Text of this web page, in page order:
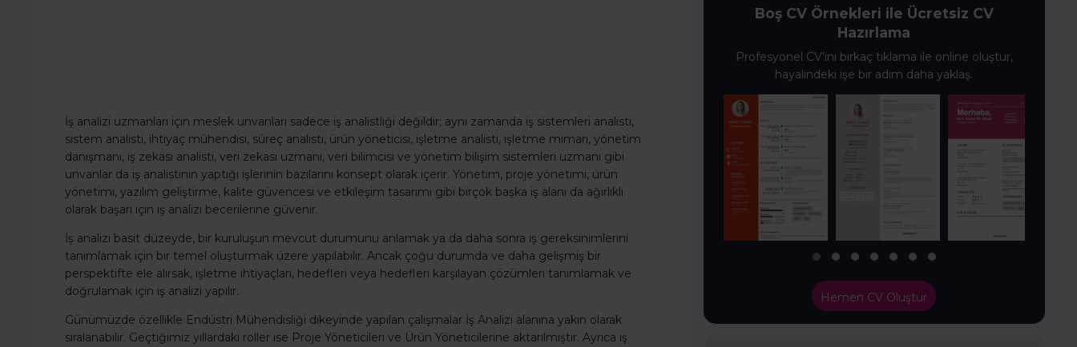
İş analizi uzmanları için meslek unvanları sadece iş analistliği değildir; aynı zamanda iş sistemleri analisti,
sistem analisti, ihtiyaç mühendisi, süreç analisti, ürün yöneticisi, işletme analisti, işletme mimarı, yönetim
danışmanı, iş zekası analisti, veri zekası uzmanı, veri bilimcisi ve yönetim bilişim sistemleri uzmanı gibi
unvanlar da iş analistinin yaptığı işlerinin bazılarını konsept olarak içerir. Yönetim, proje yönetimi, ürün
yönetimi, yazılım geliştirme, kalite güvencesi ve etkileşim tasarımı gibi birçok başka iş alanı da ağırlıklı
olarak başarı için iş analizi becerilerine güvenir.
İş analizi basit düzeyde, bir kuruluşun mevcut durumunu anlamak ya da daha sonra iş gereksinimlerini
tanımlamak için bir temel oluşturmak üzere yapılabilir. Ancak çoğu durumda ve daha gelişmiş bir
perspektifte ele alırsak, işletme ihtiyaçları, hedefleri veya hedefleri karşılayan çözümleri tanımlamak ve
doğrulamak için iş analizi yapılır.
Günümüzde özellikle Endüstri Mühendisliği dikeyinde yapılan çalışmalar İş Analizi alanına yakın olarak
sıralanabilir. Geçtiğimiz yıllardaki roller ise Proje Yöneticileri ve Ürün Yöneticilerine aktarılmıştır. Ayrıca iş
Boş CV Örnekleri ile Ücretsiz CV
Hazırlama
Profesyonel CV’ini birkaç tıklama ile online oluştur,
hayalindeki işe bir adım daha yaklaş.
Hemen CV Oluştur